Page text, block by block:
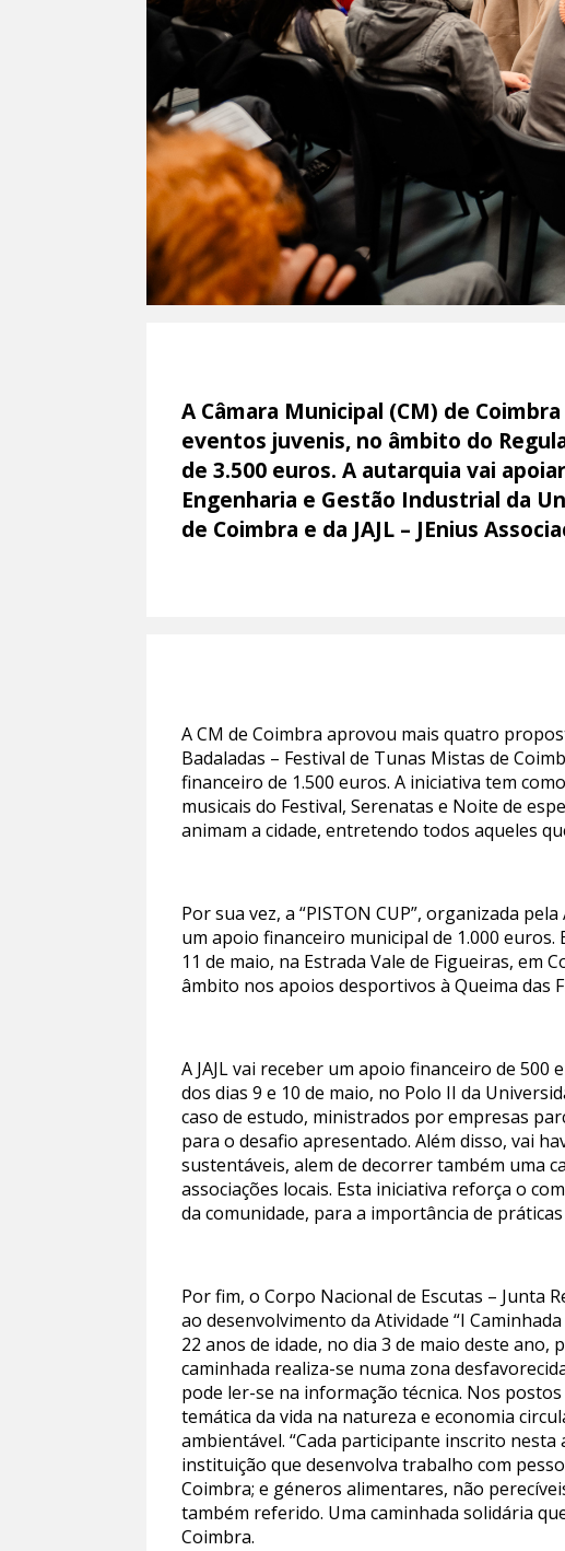
A Câmara Municipal (CM) de
eventos juvenis, no âmbito do
de 3.500 euros. A autarquia vai
Engenharia e Gestão Industrial da
de Coimbra e da JAJL – JEnius
A CM de Coimbra aprovou mais quatro
Badaladas – Festival de Tunas Mistas de
financeiro de 1.500 euros. A iniciativa tem
musicais do Festival, Serenatas e Noite de
animam a cidade, entretendo todos aqueles
Por sua vez, a “PISTON CUP”, organizada
um apoio financeiro municipal de 1.000
11 de maio, na Estrada Vale de Figueiras, em
âmbito nos apoios desportivos à Queima das
A JAJL vai receber um apoio financeiro de 500
dos dias 9 e 10 de maio, no Polo II da
caso de estudo, ministrados por empresas
para o desafio apresentado. Além disso, vai
sustentáveis, alem de decorrer também uma
associações locais. Esta iniciativa reforça o
da comunidade, para a importância de
Por fim, o Corpo Nacional de Escutas – Junta
ao desenvolvimento da Atividade “I
22 anos de idade, no dia 3 de maio deste ano,
caminhada realiza-se numa zona
pode ler-se na informação técnica. Nos
temática da vida na natureza e economia
ambientável. “Cada participante inscrito
instituição que desenvolva trabalho com
Coimbra; e géneros alimentares, não
também referido. Uma caminhada solidária
Coimbra.